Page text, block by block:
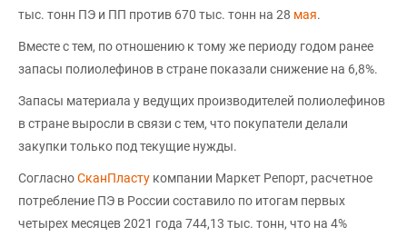
тыс. тонн ПЭ и ПП против 670 тыс. тонн на 28 мая.
Вместе с тем, по отношению к тому же периоду годом ранее
запасы полиолефинов в стране показали снижение на 6,8%.
Запасы материала у ведущих производителей полиолефинов
в стране выросли в связи с тем, что покупатели делали
закупки только под текущие нужды.
СогласноСканПласту компании Маркет Репорт, расчетное
потребление ПЭ в России составило по итогам первых
четырех месяцев 2021 года 744,13 тыс. тонн, что на 4%